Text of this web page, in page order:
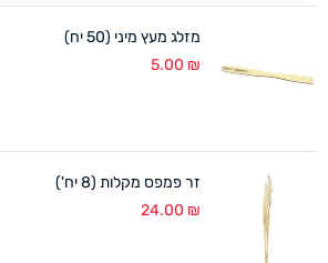
מזלג מעץ מיני (50 יח)
5.00 ₪
זר פמפס מקלות (8 יח')
24.00 ₪